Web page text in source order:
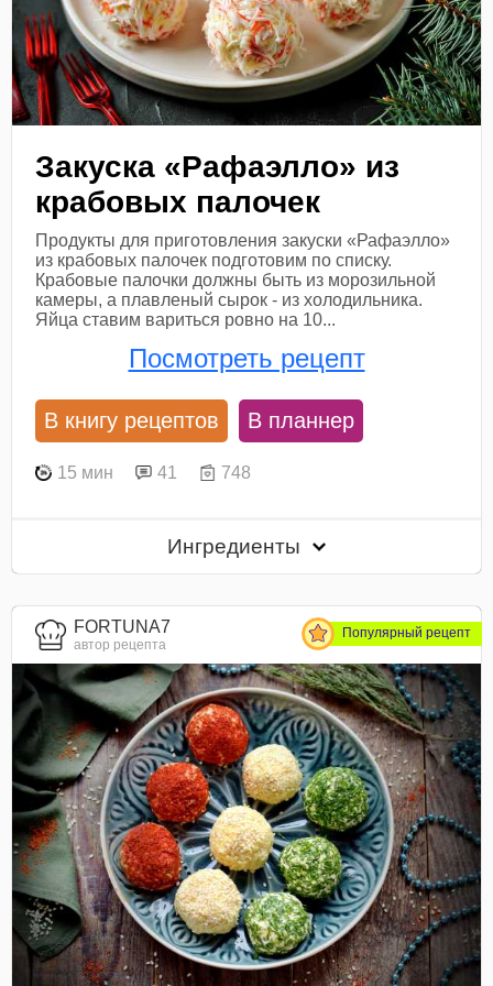
Закуска «Рафаэлло» из
крабовых палочек
Продукты для приготовления закуски «Рафаэлло»
из крабовых палочек подготовим по списку.
Крабовые палочки должны быть из морозильной
камеры, а плавленый сырок - из холодильника.
Яйца ставим вариться ровно на 10...
Посмотреть рецепт
В книгу рецептов В планнер
15 мин 41 748
Ингредиенты
FORTUNA7
автор рецепта
Популярный рецепт